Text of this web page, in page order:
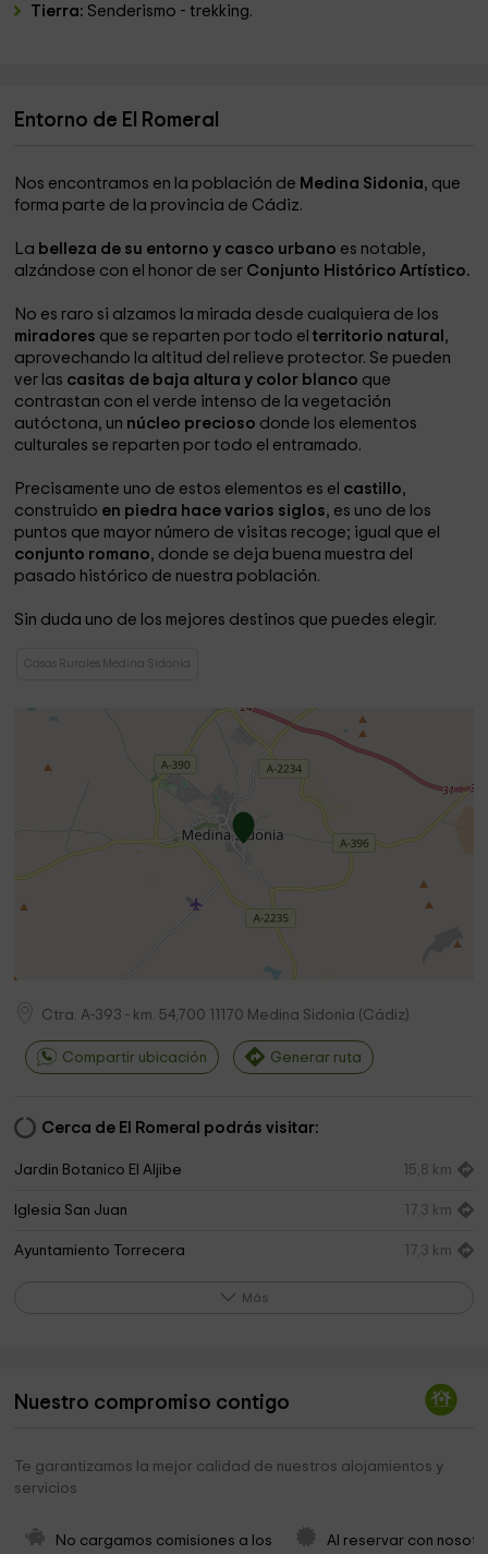
Tierra: Senderismo - trekking.
Entorno de El Romeral
Nos encontramos en la población de Medina Sidonia, que
forma parte de la provincia de Cádiz.
La belleza de su entorno y casco urbano es notable,
alzándose con el honor de ser Conjunto Histórico Artístico.
No es raro si alzamos la mirada desde cualquiera de los
miradores que se reparten por todo el territorio natural ,
aprovechando la altitud del relieve protector. Se pueden
ver las casitas de baja altura y color blanco que
contrastan con el verde intenso de la vegetación
autóctona, un núcleo precioso donde los elementos
culturales se reparten por todo el entramado.
Precisamente uno de estos elementos es el castillo,
construido en piedra hace varios siglos, es uno de los
puntos que mayor número de visitas recoge; igual que el
conjunto romano, donde se deja buena muestra del
pasado histórico de nuestra población.
Sin duda uno de los mejores destinos que puedes elegir.
Casas Rurales Medina Sidonia
Ctra. A-393 - km. 54,700 11170 Medina Sidonia (Cádiz)
Compartir ubicación Generar ruta
Cerca de El Romeral podrás visitar:
Jardin Botanico El Aljibe 15,8 km
Iglesia San Juan 17,3 km
Ayuntamiento Torrecera 17,3 km
Estatua en honor de Félix Rodriguez de la Fuente 18,0 km
Cementerio Municipal Alcalá De Los Gazules
Alameda
Más
Nuestro compromiso contigo
Te garantizamos la mejor calidad de nuestros alojamientos y
servicios
No cargamos comisiones a los
Al reservar con